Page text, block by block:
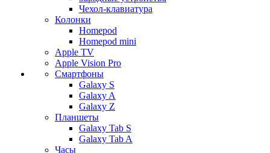
Чехол-клавиатура
Колонки
Homepod
Homepod mini
Apple TV
Apple Vision Pro
Смартфоны
Galaxy S
Galaxy A
Galaxy Z
Планшеты
Galaxy Tab S
Galaxy Tab A
Часы